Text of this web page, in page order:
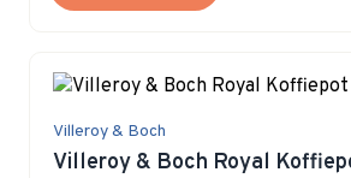
Villeroy & Boch
Villeroy & Boch Royal